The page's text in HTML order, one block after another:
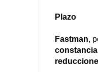
Plazo
Fastman,